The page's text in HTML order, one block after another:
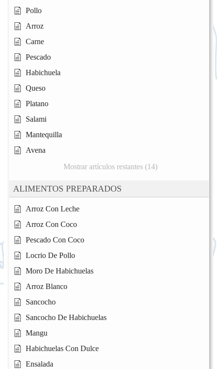
Pollo
Arroz
Carne
Pescado
Habichuela
Queso
Platano
Salami
Mantequilla
Avena
Mostrar artículos restantes (14)
ALIMENTOS PREPARADOS
Arroz Con Leche
Arroz Con Coco
Pescado Con Coco
Locrio De Pollo
Moro De Habichuelas
Arroz Blanco
Sancocho
Sancocho De Habichuelas
Mangu
Habichuelas Con Dulce
Ensalada